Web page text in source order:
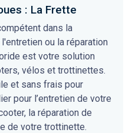
: La Frette
dans la
ou la réparation
est votre solution
vélos et trottinettes.
et sans frais pour
pour l’entretien de votre
la réparation de
de votre trottinette.